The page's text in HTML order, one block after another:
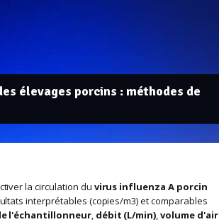
élevages porcins : méthodes de
la circulation du virus influenza A porcin
interprétables (copies/m3) et comparables
l'échantillonneur, débit (L/min),volume d'air